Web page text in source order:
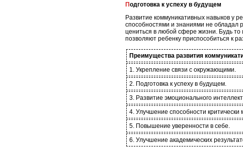
Подготовка к успеху в будущем
Развитие коммуникативных навыков у
способностями и знаниями не обладал
цениться в любой сфере жизни. Будь то
позволяют ребенку приспособиться к
Преимущества развития
1. Укрепление связи с окружающими.
2. Подготовка к успеху в будущем.
3. Развитие эмоционального
4. Улучшение способности критически
5. Повышение уверенности в себе.
6. Улучшение академических